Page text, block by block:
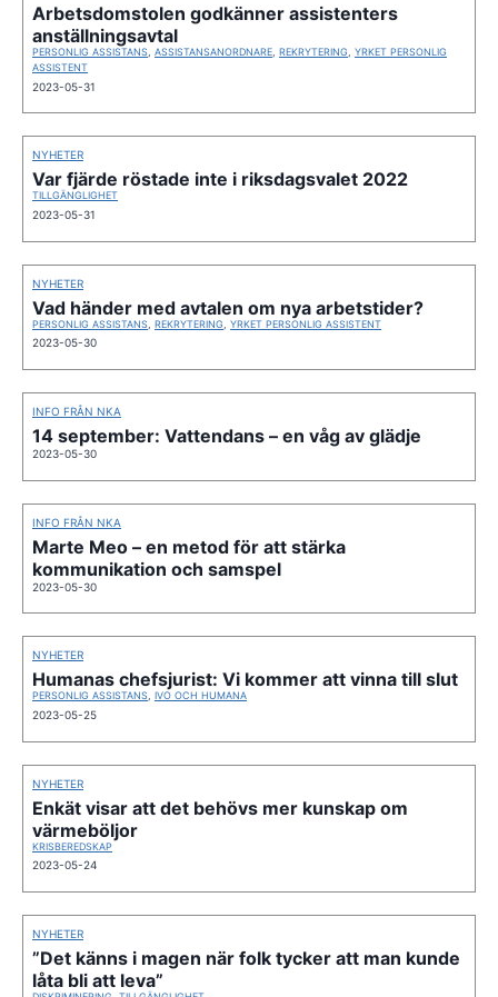
Arbetsdomstolen godkänner assistenters
anställningsavtal
PERSONLIG ASSISTANS ASSISTANSANORDNARE REKRYTERING
YRKET PERSONLIG
ASSISTENT
2023-05-31
NYHETER
Var fjärde röstade inte i riksdagsvalet 2022
TILLGÄNGLIGHET
2023-05-31
NYHETER
Vad händer med avtalen om nya arbetstider?
PERSONLIG ASSISTANS REKRYTERING YRKET PERSONLIG ASSISTENT
2023-05-30
INFO FRÅN NKA
14 september: Vattendans – en våg av glädje
2023-05-30
INFO FRÅN NKA
Marte Meo – en metod för att stärka
kommunikation och samspel
2023-05-30
NYHETER
Humanas chefsjurist: Vi kommer att vinna till slut
PERSONLIG ASSISTANS IVO OCH HUMANA
2023-05-25
NYHETER
Enkät visar att det behövs mer kunskap om
värmeböljor
KRISBEREDSKAP
2023-05-24
NYHETER
”Det känns i magen när folk tycker att man kunde
låta bli att leva”